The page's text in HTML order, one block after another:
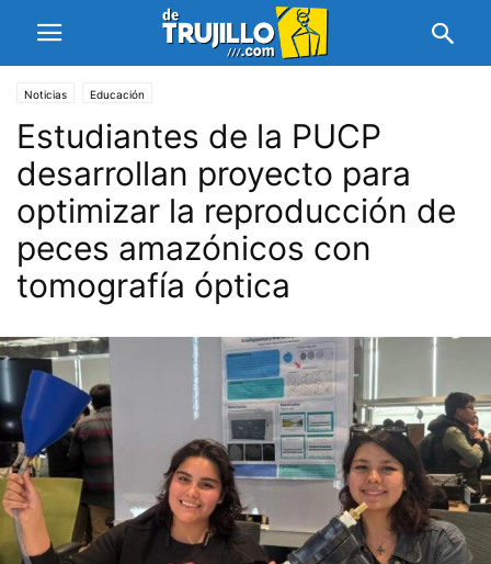
Noticias Educación
Estudiantes de la PUCP
desarrollan proyecto para
optimizar la reproducción de
peces amazónicos con
tomografía óptica